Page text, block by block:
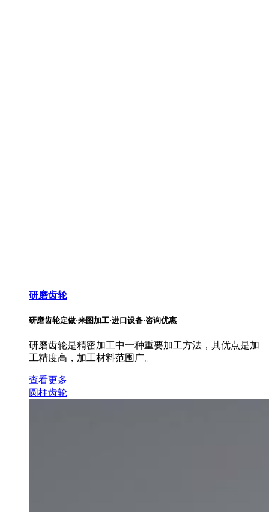
研磨齿轮
研磨齿轮定做·来图加工·进口设备·咨询优惠
研磨齿轮是精密加工中一种重要加工方法，其优点是加
工精度高，加工材料范围广。
查看更多
圆柱齿轮